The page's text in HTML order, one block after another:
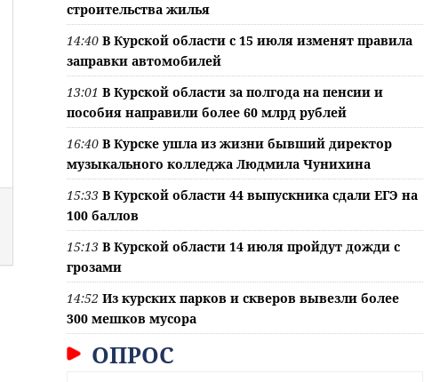
строительства жилья
14:40 В Курской области с 15 июля изменят правила
заправки автомобилей
13:01 В Курской области за полгода на пенсии и
пособия направили более 60 млрд рублей
16:40 В Курске ушла из жизни бывший директор
музыкального колледжа Людмила Чунихина
15:33 В Курской области 44 выпускника сдали ЕГЭ на
100 баллов
15:13 В Курской области 14 июля пройдут дожди с
грозами
14:52 Из курских парков и скверов вывезли более
300 мешков мусора
ОПРОС